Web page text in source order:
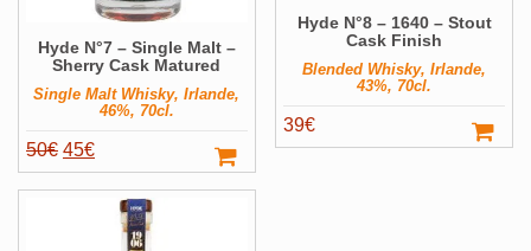
Hyde N°7 – Single Malt –
Sherry Cask Matured
Single Malt Whisky, Irlande,
46%, 70cl.
50€ Le
prix
45€Le
prix
actuel
est :
Hyde N°8 – 1640 – Stout
Cask Finish
Blended Whisky, Irlande,
43%, 70cl.
39€